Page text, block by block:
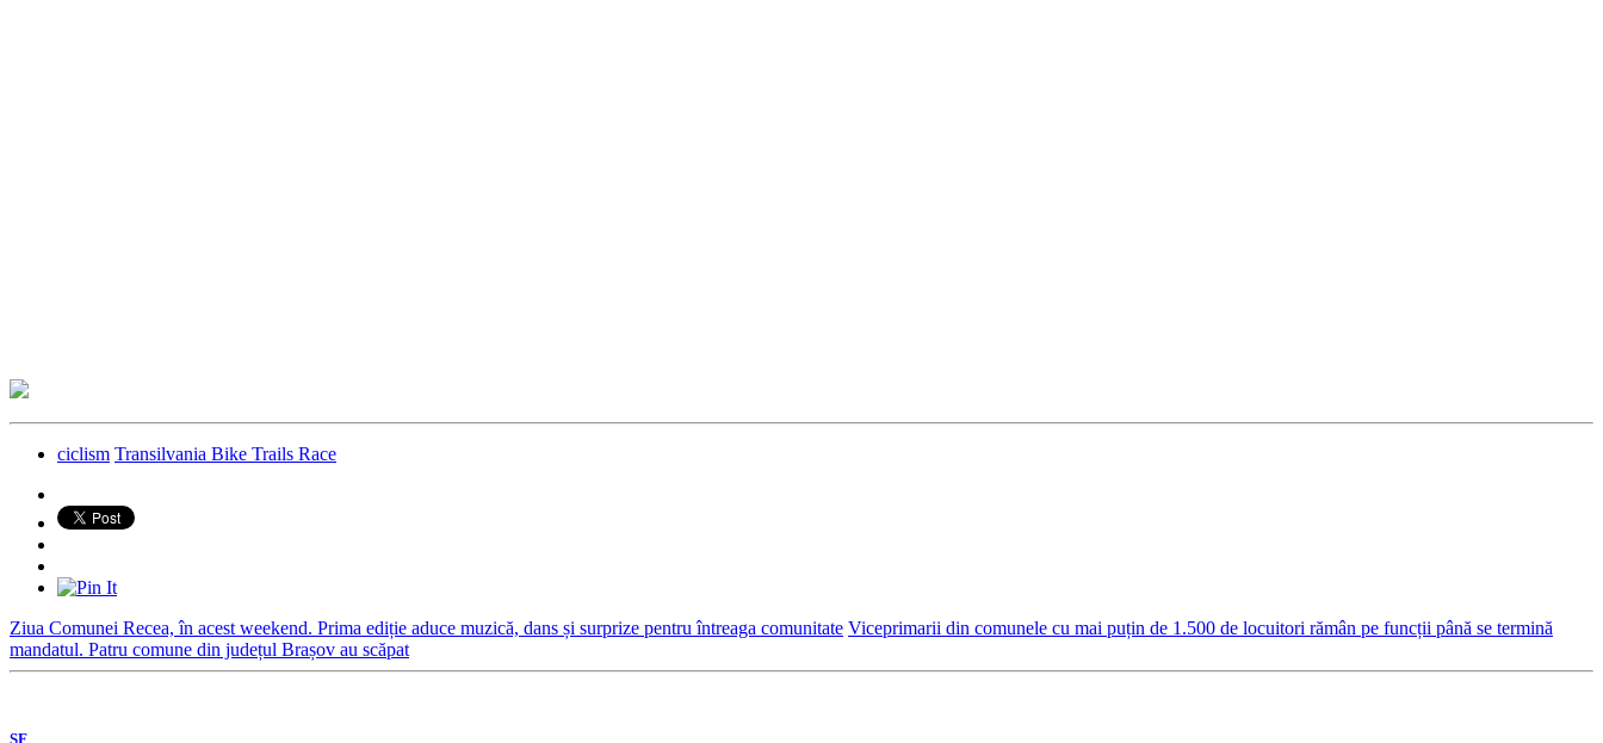
ciclism Transilvania Bike Trails Race
Ziua Comunei Recea, în acest weekend. Prima ediție aduce muzică, dans și surprize pentru întreaga comunitate Viceprimarii din comunele cu mai puțin de 1.500 de locuitori rămân pe funcții până se termină
mandatul. Patru comune din județul Brașov au scăpat
SF